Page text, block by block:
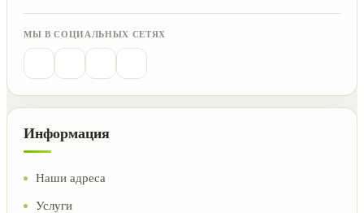
МЫ В СОЦИАЛЬНЫХ СЕТЯХ
Информация
Наши адреса
Услуги